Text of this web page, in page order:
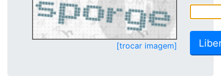
[trocar imagem]